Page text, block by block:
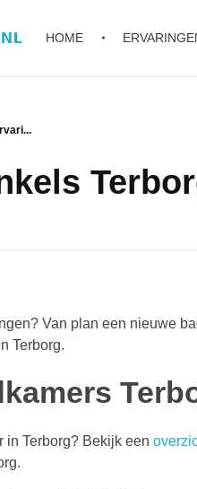
HOME
Van plan een nieuwe
Terborg.
in Terborg? Bekijk een